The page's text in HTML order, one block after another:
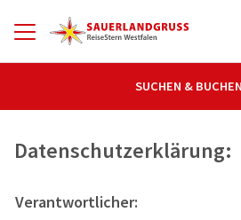
SUCHEN & BUCHEN
Alle Reisen
Reisekalender
Kontakt
Datenschutzerklärung:
Verantwortlicher: